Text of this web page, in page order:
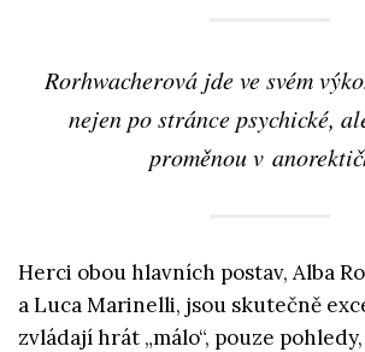
Rorhwacherová jde ve svém
nejen po stránce psychické,
proměnou v
Herci obou hlavních postav, Alba
a Luca Marinelli, jsou skutečně
zvládají hrát „málo“, pouze